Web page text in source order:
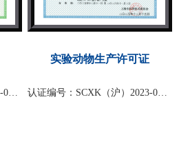
实验动物生产许可证